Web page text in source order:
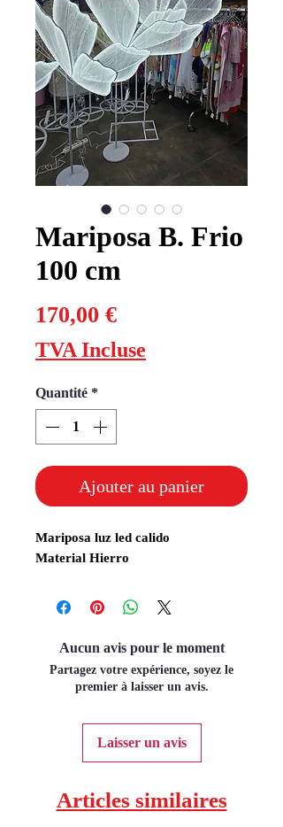
Mariposa B. Frio
100 cm
170,00 €Prix
TVA Incluse
Quantité *
Ajouter au panier
Mariposa luz led calido
Material Hierro
Aucun avis pour le moment
Partagez votre expérience, soyez le
premier à laisser un avis.
Laisser un avis
Articles similaires